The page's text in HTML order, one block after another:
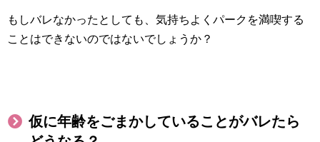
もしバレなかったとしても、気持ちよくパークを満喫する
ことはできないのではないでしょうか？
仮に年齢をごまかしていることがバレたら